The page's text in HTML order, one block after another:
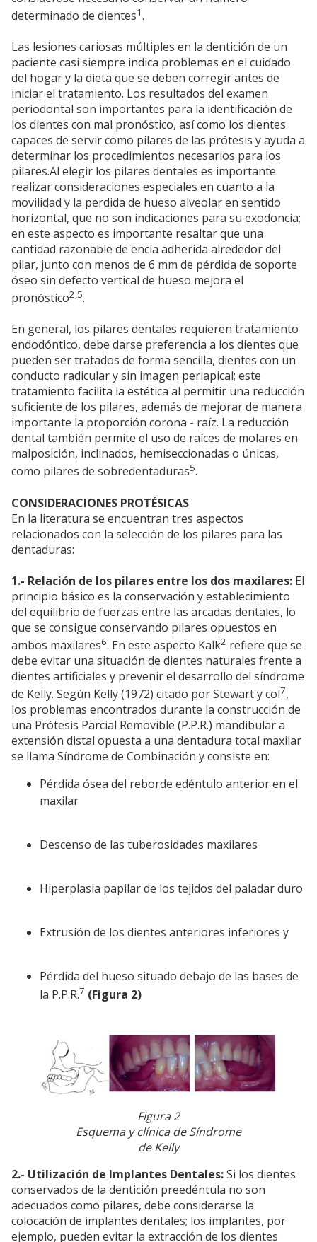
determinado de dientes1.
Las lesiones cariosas múltiples en la dentición de un
paciente casi siempre indica problemas en el cuidado
del hogar y la dieta que se deben corregir antes de
iniciar el tratamiento. Los resultados del examen
periodontal son importantes para la identificación de
los dientes con mal pronóstico, así como los dientes
capaces de servir como pilares de las prótesis y ayuda a
determinar los procedimientos necesarios para los
pilares.Al elegir los pilares dentales es importante
realizar consideraciones especiales en cuanto a la
movilidad y la perdida de hueso alveolar en sentido
horizontal, que no son indicaciones para su exodoncia;
en este aspecto es importante resaltar que una
cantidad razonable de encía adherida alrededor del
pilar, junto con menos de 6 mm de pérdida de soporte
óseo sin defecto vertical de hueso mejora el
pronóstico2,5.
En general, los pilares dentales requieren tratamiento
endodóntico, debe darse preferencia a los dientes que
pueden ser tratados de forma sencilla, dientes con un
conducto radicular y sin imagen periapical; este
tratamiento facilita la estética al permitir una reducción
suficiente de los pilares, además de mejorar de manera
importante la proporción corona - raíz. La reducción
dental también permite el uso de raíces de molares en
malposición, inclinados, hemiseccionadas o únicas,
como pilares de sobredentaduras5.
CONSIDERACIONES PROTÉSICAS
En la literatura se encuentran tres aspectos
relacionados con la selección de los pilares para las
dentaduras:
1.- Relación de los pilares entre los dos maxilares: El
principio básico es la conservación y establecimiento
del equilibrio de fuerzas entre las arcadas dentales, lo
que se consigue conservando pilares opuestos en
ambos maxilares6. En este aspecto Kalk2 refiere que se
debe evitar una situación de dientes naturales frente a
dientes artificiales y prevenir el desarrollo del síndrome
de Kelly. Según Kelly (1972) citado por Stewart y col7,
los problemas encontrados durante la construcción de
una Prótesis Parcial Removible (P.P.R.) mandibular a
extensión distal opuesta a una dentadura total maxilar
se llama Síndrome de Combinación y consiste en:
Pérdida ósea del reborde edéntulo anterior en el
maxilar
Descenso de las tuberosidades maxilares
Hiperplasia papilar de los tejidos del paladar duro
Extrusión de los dientes anteriores inferiores y
Pérdida del hueso situado debajo de las bases de
la P.P.R.7 (Figura 2)
Figura 2
Esquema y clínica de Síndrome
de Kelly
2.- Utilización de Implantes Dentales:Si los dientes
conservados de la dentición preedéntula no son
adecuados como pilares, debe considerarse la
colocación de implantes dentales; los implantes, por
ejemplo, pueden evitar la extracción de los dientes